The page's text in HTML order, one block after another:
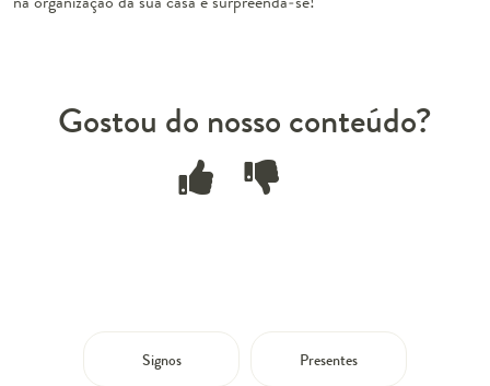
Gostou do nosso conteúdo?
Signos Presentes